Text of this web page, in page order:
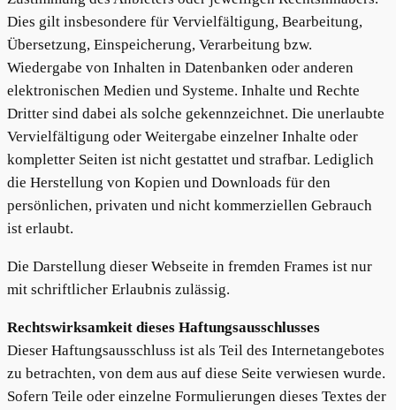
Dies gilt insbesondere für Vervielfältigung, Bearbeitung,
Übersetzung, Einspeicherung, Verarbeitung bzw.
Wiedergabe von Inhalten in Datenbanken oder anderen
elektronischen Medien und Systeme. Inhalte und Rechte
Dritter sind dabei als solche gekennzeichnet. Die unerlaubte
Vervielfältigung oder Weitergabe einzelner Inhalte oder
kompletter Seiten ist nicht gestattet und strafbar. Lediglich
die Herstellung von Kopien und Downloads für den
persönlichen, privaten und nicht kommerziellen Gebrauch
ist erlaubt.
Die Darstellung dieser Webseite in fremden Frames ist nur
mit schriftlicher Erlaubnis zulässig.
Rechtswirksamkeit dieses Haftungsausschlusses
Dieser Haftungsausschluss ist als Teil des Internetangebotes
zu betrachten, von dem aus auf diese Seite verwiesen wurde.
Sofern Teile oder einzelne Formulierungen dieses Textes der